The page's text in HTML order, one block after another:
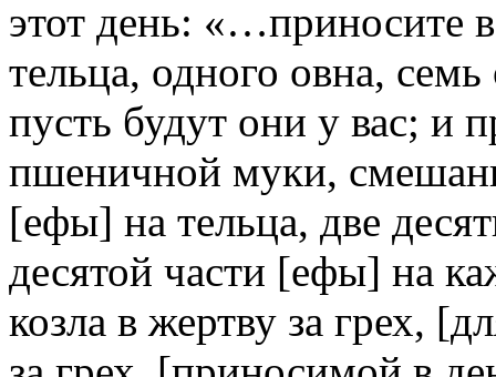
этот день: «…приносите
тельца, одного овна,
пусть будут они у вас; и
пшеничной муки,
[ефы] на тельца, две
десятой части [ефы] на
козла в жертву за грех,